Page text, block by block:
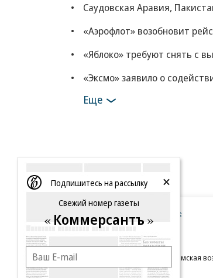
Саудовская Аравия,
«Аэрофлот» возобновит
«Яблоко» требуют снять с
«Эксмо» заявило о
Еще
Все
STONE
Бизнес-центр STONE Римская
в полную высоту
Подпишитесь на рассылку
Свежий номер газеты
Коммерсантъ